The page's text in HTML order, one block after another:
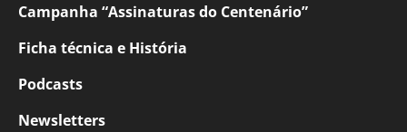
Campanha “Assinaturas do Centenário”
Ficha técnica e História
Podcasts
Newsletters